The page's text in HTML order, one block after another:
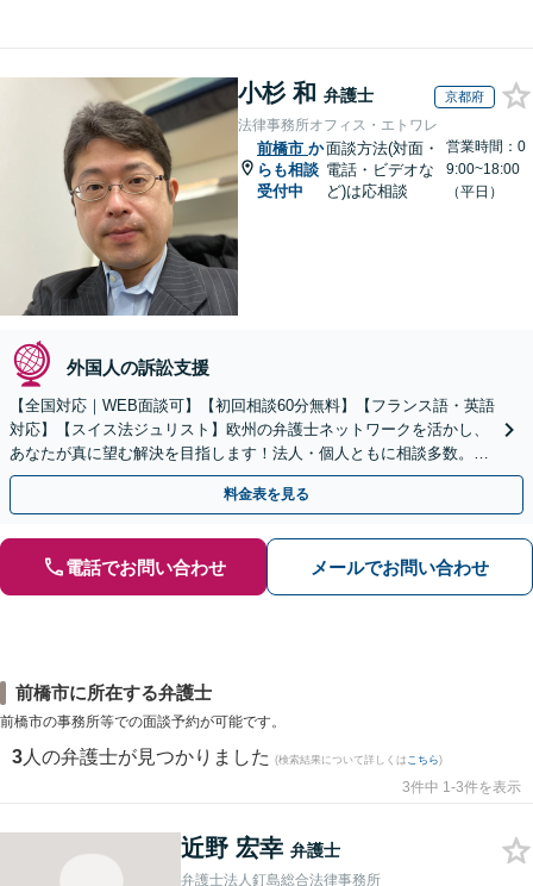
小杉 和 弁護士 京都府
法律事務所オフィス・エトワレ
前橋市 か
らも相談
受付中
面談方法(対面・
電話・ビデオな
ど)は応相談
営業時間：0
9:00~18:00
（平日）
外国人の訴訟支援
【全国対応｜WEB面談可】【初回相談60分無料】【フランス語・英語
対応】【スイス法ジュリスト】欧州の弁護士ネットワークを活かし、
あなたが真に望む解決を目指します！法人・個人ともに相談多数。細
やかな連絡と粘り強い交渉を徹底【休日・夜間相談可】
料金表を見る
電話でお問い合わせ メールでお問い合わせ
前橋市に所在する弁護士
前橋市の事務所等での面談予約が可能です。
3 人の弁護士が見つかりました (検索結果について詳しくは こちら)
3件中 1-3件を表示
近野 宏幸 弁護士
弁護士法人釘島総合法律事務所